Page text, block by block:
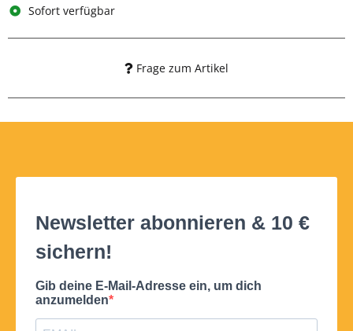
Sofort verfügbar
Frage zum Artikel